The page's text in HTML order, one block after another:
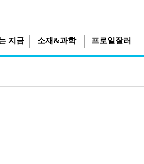
지금 소재&과학 프로일잘러